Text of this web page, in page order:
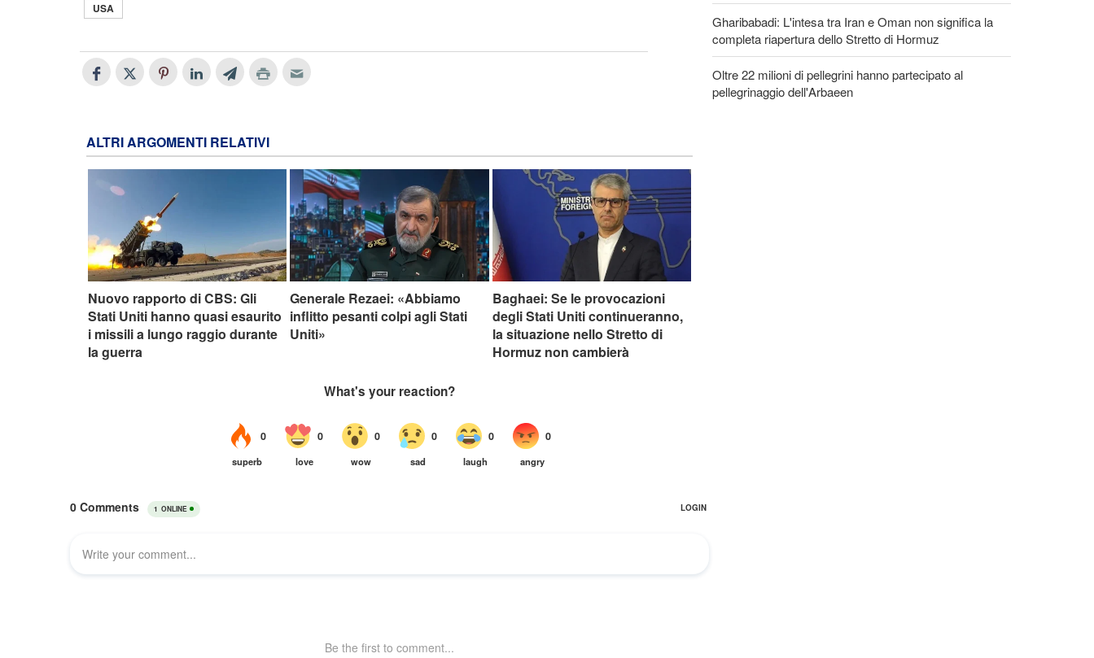
USA
ALTRI ARGOMENTI RELATIVI
Nuovo rapporto di CBS: Gli
Stati Uniti hanno quasi esaurito
i missili a lungo raggio durante
la guerra
Generale Rezaei: «Abbiamo
inflitto pesanti colpi agli Stati
Uniti»
Baghaei: Se le provocazioni
degli Stati Uniti continueranno,
la situazione nello Stretto di
Hormuz non cambierà
Gharibabadi: L'intesa tra Iran e Oman non significa la
completa riapertura dello Stretto di Hormuz
Oltre 22 milioni di pellegrini hanno partecipato al
pellegrinaggio dell'Arbaeen